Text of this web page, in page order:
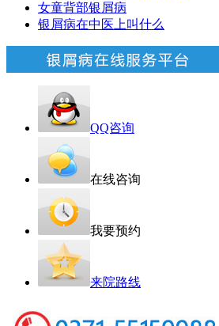
女童背部银屑病
银屑病在中医上叫什么
QQ咨询
在线咨询
我要预约
来院路线